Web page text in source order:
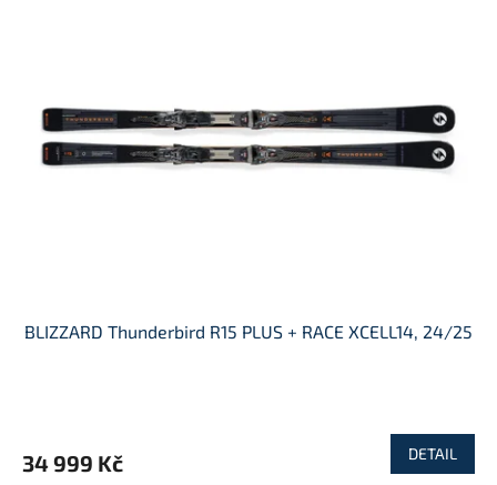
BLIZZARD Thunderbird R15 PLUS + RACE XCELL14, 24/25
34 999 Kč DETAIL